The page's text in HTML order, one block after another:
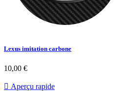
Lexus imitation carbone
10,00 €
 Aperçu rapide